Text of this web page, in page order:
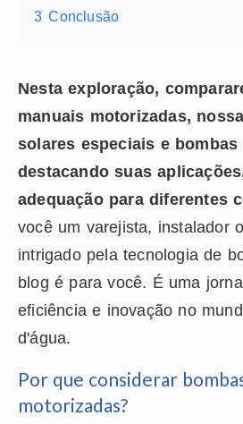
3 Conclusão
Nesta exploração,
manuais motorizadas,
solares especiais e
destacando suas
adequação para diferentes
você um varejista, instalador
intrigado pela tecnologia de
blog é para você. É uma
eficiência e inovação no
d'água.
Por que considerar
motorizadas?